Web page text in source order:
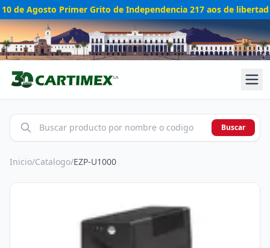
10 de Agosto Primer Grito de Independencia 217 aos de libertad
Buscar
Inicio/Catalogo/EZP-U1000